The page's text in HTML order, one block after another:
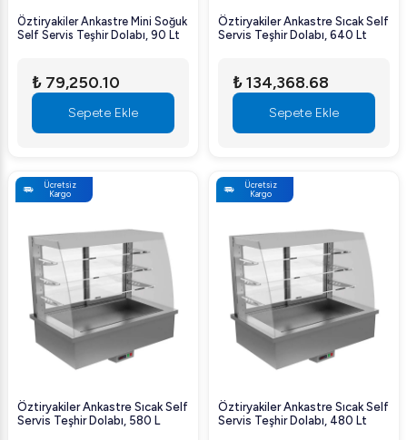
Öztiryakiler Ankastre Mini Soğuk
Self Servis Teşhir Dolabı, 90 Lt
₺ 79,250.10
Sepete Ekle
Öztiryakiler Ankastre Sıcak Self
Servis Teşhir Dolabı, 640 Lt
₺ 134,368.68
Sepete Ekle
Ücretsiz
Kargo
Öztiryakiler Ankastre Sıcak Self
Servis Teşhir Dolabı, 580 L
Ücretsiz
Kargo
Öztiryakiler Ankastre Sıcak Self
Servis Teşhir Dolabı, 480 Lt